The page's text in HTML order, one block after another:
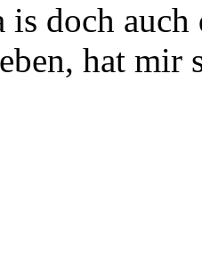
doch auch
hat mir